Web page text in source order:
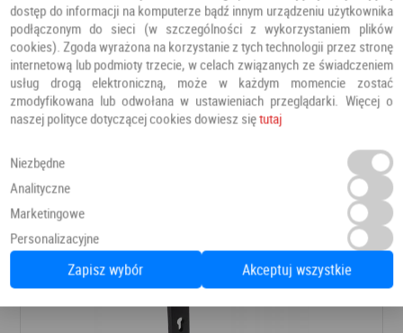
Klamka GAŁKO GAŁKA stal nierdzewna okrągła
Klamki ALUBRASS
dostęp do informacji na komputerze bądź innym urządzeniu użytkownika
podłączonym do sieci (w szczególności z wykorzystaniem plików
cookies). Zgoda wyrażona na korzystanie z tych technologii przez stronę
internetową lub podmioty trzecie, w celach związanych ze świadczeniem
usług drogą elektroniczną, może w każdym momencie zostać
zmodyfikowana lub odwołana w ustawieniach przeglądarki. Więcej o
naszej polityce dotyczącej cookies dowiesz siętutaj
Niezbędne
Analityczne
Marketingowe
Personalizacyjne
Zapisz wybór Akceptuj wszystkie